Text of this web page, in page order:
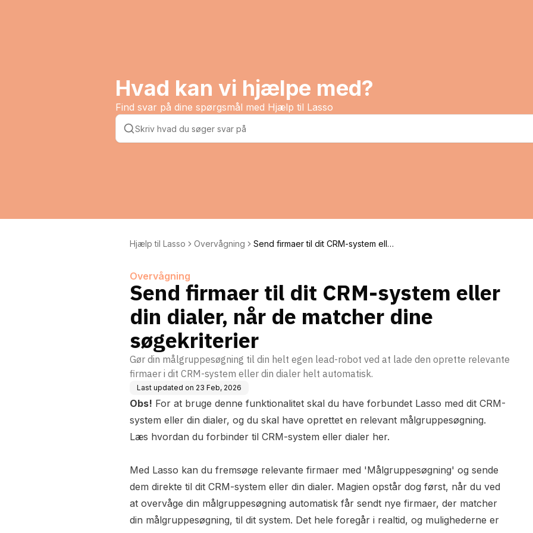
Hvad kan vi hjælpe med?
Find svar på dine spørgsmål med Hjælp til Lasso
Hjælp til Lasso Overvågning
Send firmaer til dit CRM-system eller
Overvågning
Send firmaer til dit CRM-system eller
din dialer, når de matcher dine
søgekriterier
Gør din målgruppesøgning til din helt egen lead-robot ved at lade den oprette relevante
firmaer i dit CRM-system eller din dialer helt automatisk.
Last updated on 23 Feb, 2026
Obs! For at bruge denne funktionalitet skal du have forbundet Lasso med dit CRM-
system eller din dialer, og du skal have oprettet en relevant målgruppesøgning.
Læs hvordan du forbinder til CRM-system eller dialer her.
Med Lasso kan du fremsøge relevante firmaer med 'Målgruppesøgning' og sende
dem direkte til dit CRM-system eller din dialer. Magien opstår dog først, når du ved
at overvåge din målgruppesøgning automatisk får sendt nye firmaer, der matcher
din målgruppesøgning, til dit system. Det hele foregår i realtid, og mulighederne er